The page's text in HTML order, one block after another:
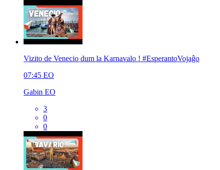
Vizito de Venecio dum la Karnavalo ! #EsperantoVojaĝo
07:45 EO
Gabin EO
3
0
0